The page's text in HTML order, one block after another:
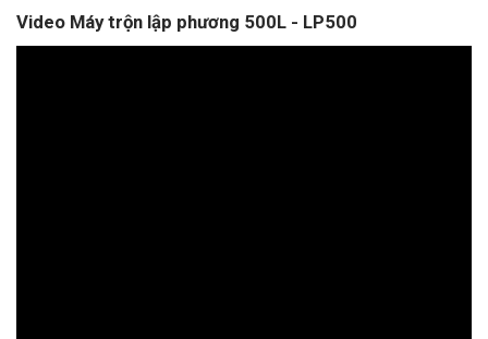
Video Máy trộn lập phương 500L - LP500